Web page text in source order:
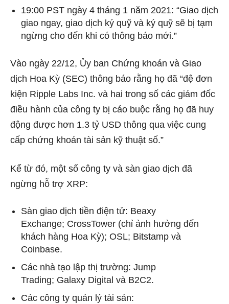
19:00 PST ngày 4 tháng 1 năm 2021: “Giao dịch
giao ngay, giao dịch ký quỹ và ký quỹ sẽ bị tạm
ngừng cho đến khi có thông báo mới.”
Vào ngày 22/12, Ủy ban Chứng khoán và Giao
dịch Hoa Kỳ (SEC) thông báo rằng họ đã “đệ đơn
kiện Ripple Labs Inc. và hai trong số các giám đốc
điều hành của công ty bị cáo buộc rằng họ đã huy
động được hơn 1.3 tỷ USD thông qua việc cung
cấp chứng khoán tài sản kỹ thuật số.”
Kể từ đó, một số công ty và sàn giao dịch đã
ngừng hỗ trợ XRP:
Sàn giao dịch tiền điện tử: Beaxy
Exchange; CrossTower (chỉ ảnh hưởng đến
khách hàng Hoa Kỳ); OSL; Bitstamp và
Coinbase.
Các nhà tạo lập thị trường: Jump
Trading; Galaxy Digital và B2C2.
Các công ty quản lý tài sản: